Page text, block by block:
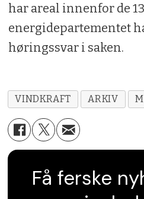
har areal innenfor de
energidepartementet
høringssvar i saken.
VINDKRAFT ARKIV
Få ferske